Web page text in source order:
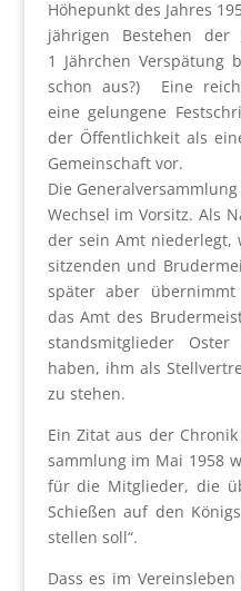
Höhe­punkt des Jah­res
jäh­ri­gen Bestehen der
1 Jähr­chen Ver­spä­tung
schon aus?) Eine
eine gelun­ge­ne
der Öffent­lich­keit als
Gemein­schaft vor.
Die
Wech­sel im Vor­sitz. Als
der sein Amt nie­der­legt,
sit­zen­den und
spä­ter aber
das Amt des
stands­mit­glie­der
haben, ihm als
zu ste­hen.
Ein Zitat aus der
samm­lung im Mai 1958
für die Mit­glie­der, die
Schie­ßen auf den
stel­len soll“.
Dass es im